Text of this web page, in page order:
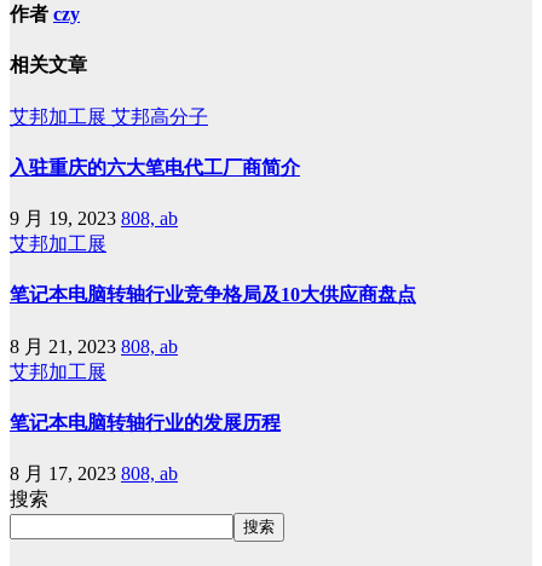
作者 czy
相关文章
艾邦加工展 艾邦高分子
入驻重庆的六大笔电代工厂商简介
9 月 19, 2023 808, ab
艾邦加工展
笔记本电脑转轴行业竞争格局及10大供应商盘点
8 月 21, 2023 808, ab
艾邦加工展
笔记本电脑转轴行业的发展历程
8 月 17, 2023 808, ab
搜索
搜索